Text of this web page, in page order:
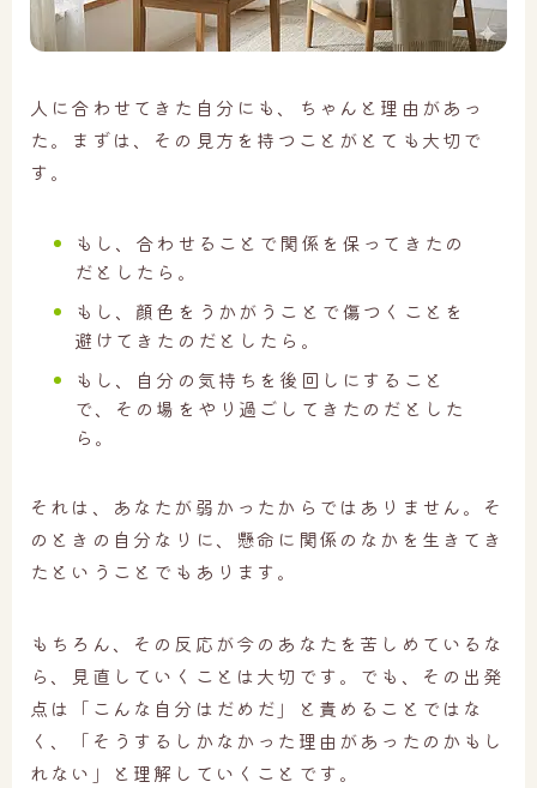
人に合わせてきた自分にも、ちゃんと理由があっ
た。まずは、その見方を持つことがとても大切で
す。
もし、合わせることで関係を保ってきたの
だとしたら。
もし、顔色をうかがうことで傷つくことを
避けてきたのだとしたら。
もし、自分の気持ちを後回しにすること
で、その場をやり過ごしてきたのだとした
ら。
それは、あなたが弱かったからではありません。そ
のときの自分なりに、懸命に関係のなかを生きてき
たということでもあります。
もちろん、その反応が今のあなたを苦しめているな
ら、見直していくことは大切です。でも、その出発
点は「こんな自分はだめだ」と責めることではな
く、「そうするしかなかった理由があったのかもし
れない」と理解していくことです。